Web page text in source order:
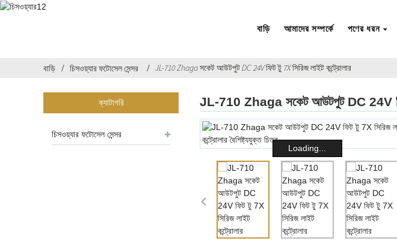
বাড়ি আমাদের সম্পর্কে পণের ধরন
বাড়ি চিসওয়্যার ফটোসেল সেন্সর JL-710 Zhaga সকেট আউটপুট DC 24V ফিট টু 7X সিরিজ লাইট কন্ট্রোলার
ক্যাটাগরি
চিসওয়্যার ফটোসেল সেন্সর
JL-710 Zhaga সকেট আউটপুট DC 24V
Loading...